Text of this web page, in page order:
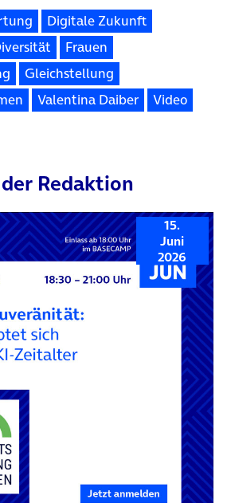
Digitale Zukunft
Frauen
Gleichstellung
Valentina Daiber
Video
Redaktion
15.
Juni
2026